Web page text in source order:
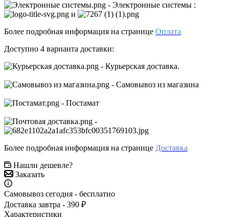
- Электронные системы :
и
Более подробная информация на странице Оплата
Доступно 4 варианта доставки:
- Курьерская доставка.
- Самовывоз из магазина
- Постамат
-
Более подробная информация на странице Доставка
Нашли дешевле?
Заказать
Самовывоз сегодня - бесплатно
Доставка завтра - 390 ₽
Характеристики